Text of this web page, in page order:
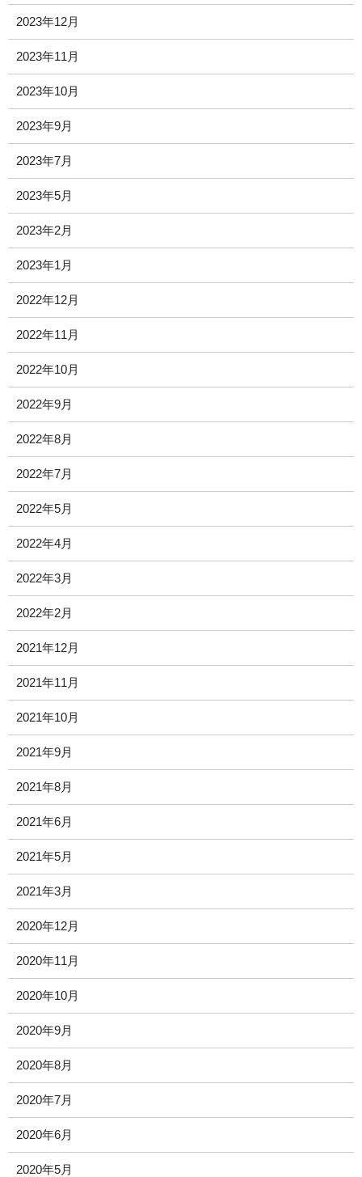
2023年12月
2023年11月
2023年10月
2023年9月
2023年7月
2023年5月
2023年2月
2023年1月
2022年12月
2022年11月
2022年10月
2022年9月
2022年8月
2022年7月
2022年5月
2022年4月
2022年3月
2022年2月
2021年12月
2021年11月
2021年10月
2021年9月
2021年8月
2021年6月
2021年5月
2021年3月
2020年12月
2020年11月
2020年10月
2020年9月
2020年8月
2020年7月
2020年6月
2020年5月